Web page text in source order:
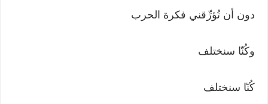
دون أن تُؤرِّقني فكرة الحرب
وكُنّا سنختلف
كُنّا سنختلف